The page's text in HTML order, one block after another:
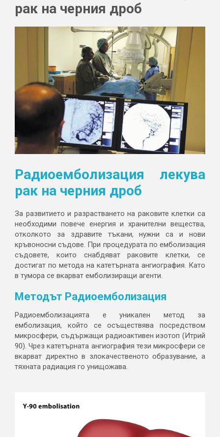
рак на черния дроб
Радиоемболизация лекува
рак на черния дроб
За развитието и разрастването на раковите клетки са
необходими повече енергия и хранителни вещества,
отколкото за здравите тъкани, нужни са и нови
кръвоносни съдове. При процедурата по емболизация
съдовете, които снабдяват раковите клетки, се
достигат по метода на катетърната ангиография. Като
в тумора се вкарват емболизиращи агенти.
Методът Радиоемболизация
Радиоемболизацията е уникален метод за
емболизация, който се осъществява посредством
микросфери, съдържащи радиоактивен изотоп (Итрий
90). Чрез катетърната ангиография тези микросфери се
вкарват директно в злокачественото образувание, а
тяхната радиация го унищожава.